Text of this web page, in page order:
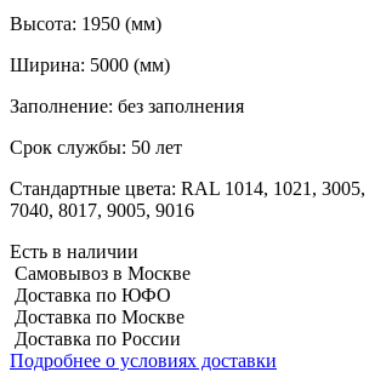
Высота: 1950 (мм)
Ширина: 5000 (мм)
Заполнение: без заполнения
Срок службы: 50 лет
Стандартные цвета: RAL 1014, 1021,
7040, 8017, 9005, 9016
Есть в наличии
Самовывоз в Москве
Доставка по ЮФО
Доставка по Москве
Доставка по России
Подробнее о условиях доставки